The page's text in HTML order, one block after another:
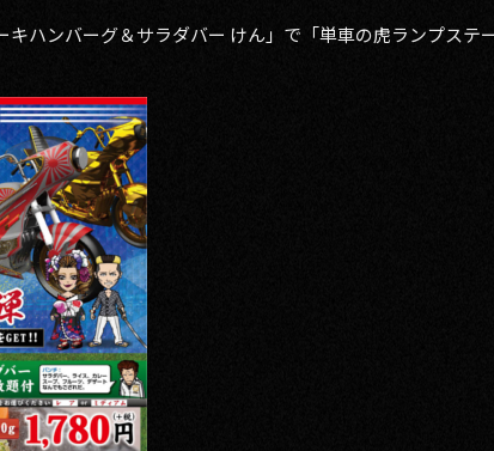
キハンバーグ＆サラダバー けん」で「単車の虎ランプステ